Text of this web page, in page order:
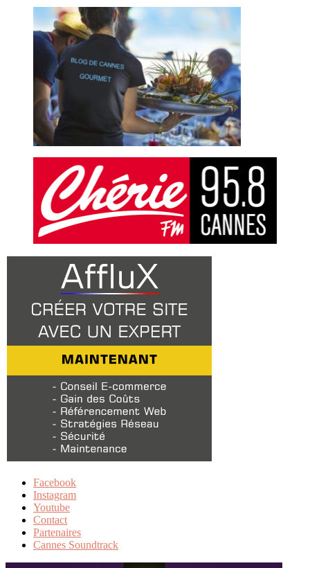
Facebook
Instagram
Youtube
Contact
Partenaires
Cannes Soundtrack